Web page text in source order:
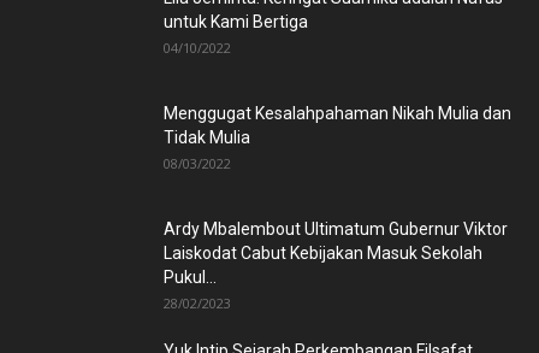
untuk Kami Bertiga
04/10/2022
Menggugat Kesalahpahaman Nikah Mulia dan
Tidak Mulia
08/03/2022
Ardy Mbalembout Ultimatum Gubernur Viktor
Laiskodat Cabut Kebijakan Masuk Sekolah
Pukul...
28/02/2023